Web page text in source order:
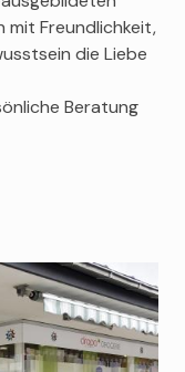
mit Freundlichkeit,
die Liebe
Beratung